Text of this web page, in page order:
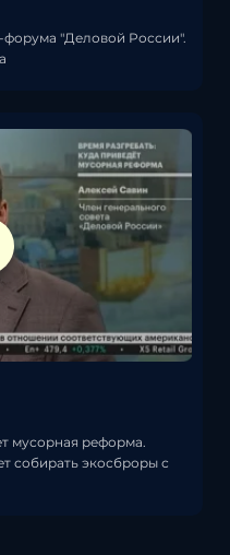
форума "Деловой России".
мусорная реформа.
собирать экосброры с